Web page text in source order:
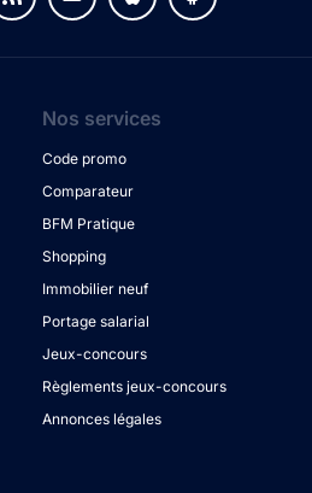
Nos services
Code promo
Comparateur
BFM Pratique
Shopping
Immobilier neuf
Portage salarial
Jeux-concours
Règlements jeux-concours
Annonces légales